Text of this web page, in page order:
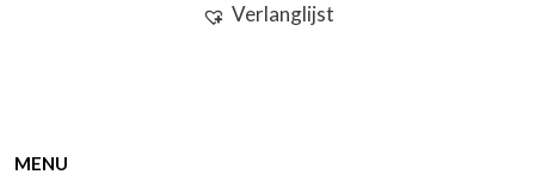
Verlanglijst
MENU